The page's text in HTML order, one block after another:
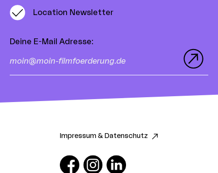
Location Newsletter
Deine E-Mail Adresse:
Impressum & Datenschutz